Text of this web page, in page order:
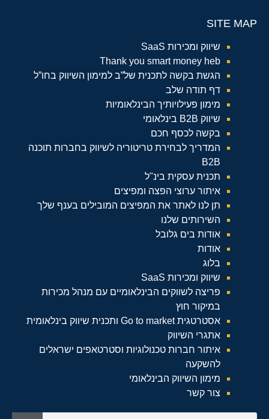
SITE MAP
שיווק ומכירות SaaS
Thank you smart money heb
הגשת בקשה לתכנית של”ב למימון השיווק בחו”ל
דף תודה שלב
מימון פעילויותיך הבינלאומיות
שיווק B2B בינלאומי
בקשה לכסף חכם
המדריך לבחירת טריטוריה לשיווק בחברות תוכנה
B2B
תכנית עסקית בינ"ל
איתור ערוצי הפצה ומפיצים
תן לנו לאתר את המפיצים המובילים בענף שלך
השירותים שלנו
אודות בים גלובל
אודות
בלוג
שיווק ומכירות SaaS
פריצה לשווקים הבינלאומיים עם מנהל מכירות
במיקור חוץ
אסטרטגית Go to market ותכנית שיווק בינלאומית
אתגרי השיווק
איתור חברות טכנולוגיות וסטרטאפים ישראלים
להשקעה
מימון השיווק הבינלאומי
צור קשר